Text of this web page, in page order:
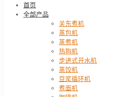
首页
全部产品
关东煮机
蒸包机
蒸煮机
热狗机
步进式开水机
蒸饺机
豆浆循环机
煮面机